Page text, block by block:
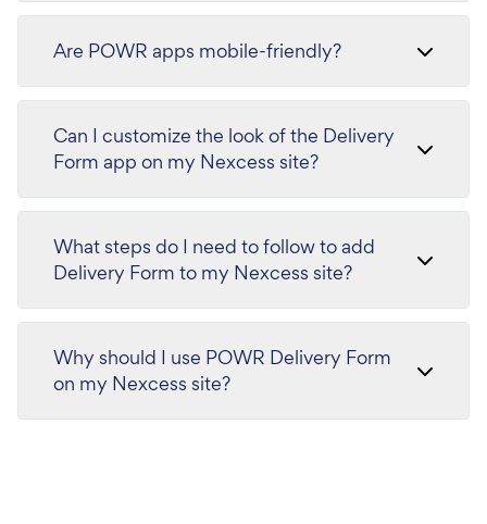
Are POWR apps mobile-friendly?
Can I customize the look of the Delivery
Form app on my Nexcess site?
What steps do I need to follow to add
Delivery Form to my Nexcess site?
Why should I use POWR Delivery Form
on my Nexcess site?